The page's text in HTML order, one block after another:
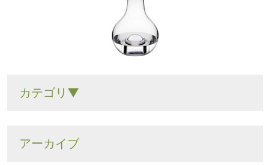
カテゴリ▼
アーカイブ